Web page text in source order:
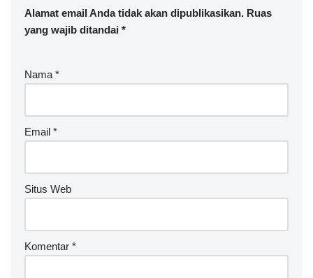
Alamat email Anda tidak akan dipublikasikan. Ruas
yang wajib ditandai *
Nama *
Email *
Situs Web
Komentar *